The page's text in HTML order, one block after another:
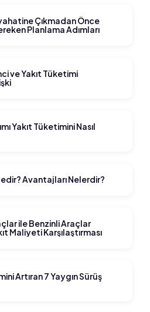
Çıkmadan Önce
Planlama Adımları
ve Yakıt Tüketimi
Yakıt Tüketimini Nasıl
Avantajları Nelerdir?
ile Benzinli Araçlar
Maliyeti Karşılaştırması
Artıran 7 Yaygın Sürüş